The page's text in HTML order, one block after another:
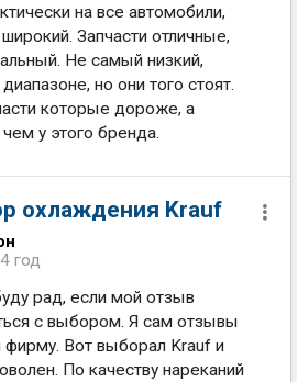
на все автомобили,
Запчасти отличные,
Не самый низкий,
но они того стоят.
которые дороже, а
у этого бренда.
охлаждения Krauf
год
рад, если мой отзыв
с выбором. Я сам отзывы
фирму. Вот выборал Krauf и
По качеству нареканий